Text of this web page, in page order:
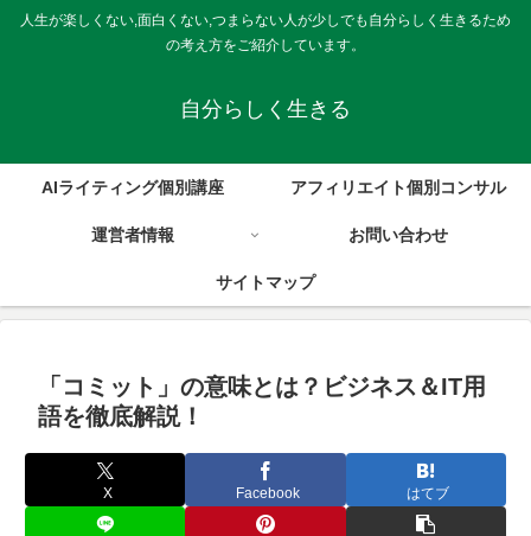
人生が楽しくない,面白くない,つまらない人が少しでも自分らしく生きるため
の考え方をご紹介しています。
自分らしく生きる
AIライティング個別講座 アフィリエイト個別コンサル
運営者情報 お問い合わせ
サイトマップ
「コミット」の意味とは？ビジネス＆IT用
語を徹底解説！
X Facebook はてブ